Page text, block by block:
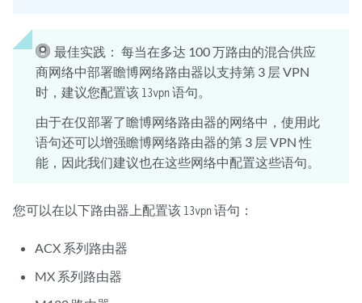
最佳实践： 每当在多达 100 万路由的混合供应
商网络中部署瞻博网络路由器以支持第 3 层 VPN
时，建议您配置该 l3vpn语句。
由于在仅部署了瞻博网络路由器的网络中，使用此
语句还可以增强瞻博网络路由器的第 3 层 VPN 性
能，因此我们建议也在这些网络中配置这些语句。
您可以在以下路由器上配置该 l3vpn语句：
ACX 系列路由器
MX 系列路由器